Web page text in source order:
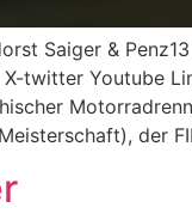
Saiger &
twitter Youtube
der